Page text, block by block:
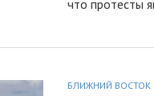
что протесты
БЛИЖНИЙ ВОСТОК